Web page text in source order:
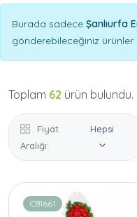
Burada sadece Şanlıurfa
gönderebileceğiniz ürünler
Toplam 62 ürün bulundu.
Fiyat
Aralığı:
Hepsi
CB1661